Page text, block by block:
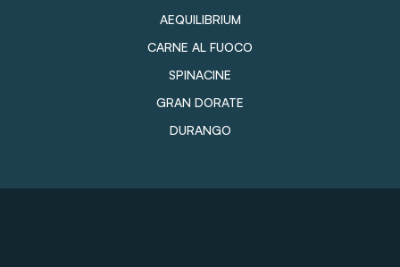
AEQUILIBRIUM
CARNE AL FUOCO
SPINACINE
GRAN DORATE
DURANGO